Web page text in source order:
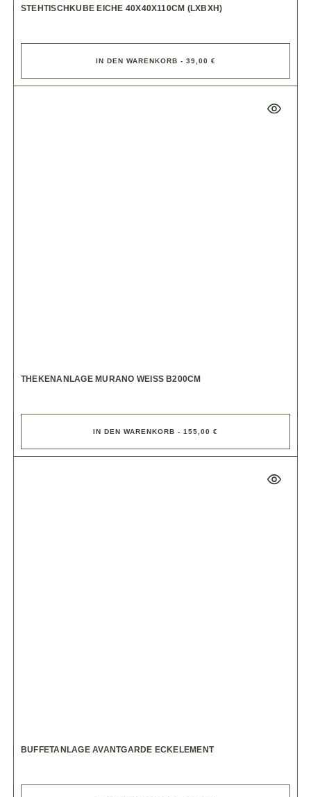
STEHTISCHKUBE EICHE 40X40X110CM (LXBXH)
IN DEN WARENKORB - 39,00 €
THEKENANLAGE MURANO WEISS B200CM
IN DEN WARENKORB - 155,00 €
BUFFETANLAGE AVANTGARDE ECKELEMENT